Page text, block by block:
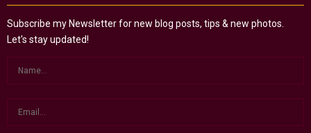
Subscribe my Newsletter for new blog posts, tips & new photos.
Let's stay updated!